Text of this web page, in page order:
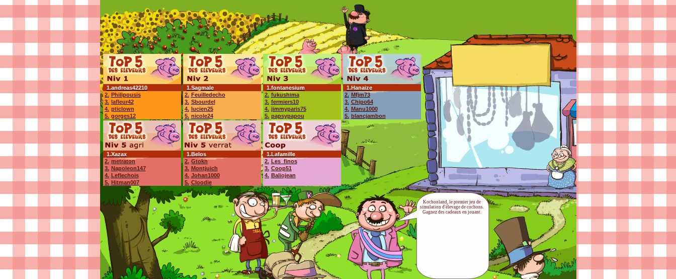
Kochonland, le premier jeu de
simulation d'élevage de cochons.
Gagnez des cadeaux en jouant.
1.andreas42210
2. Philipousis
3. lafleur42
4. pticlown
5. gorges12
1.Sagmale
2. Feuilledecho
3. Sbourdel
4. lucien25
5. nicole24
1.fontanesium
2. fukushima
3. fermiers10
4. jimmyparis75
5. papsypapou
1.Hanaize
2. Mfjm73
3. Chipo64
4. Manu1000
5. blancjambon
1.Xazax
2. metraton
3. Napoleon147
4. Leflechois
5. Hitman007
1.Belos
2. Gtokn
3. Montjuich
4. Johan1000
5. Cloodie
1.Lafamille
2. Les_finos
3. Coop51
4. Baliojean